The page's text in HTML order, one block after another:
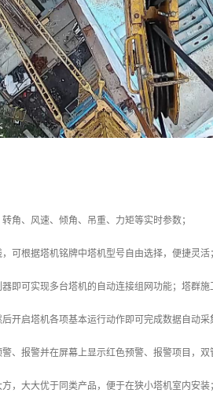
角、风速、倾角、吊重、力矩等实时参数；
可根据塔机铭牌中塔机型号自由选择，便捷灵活；
即可实现多台塔机的自动连接组网功能；塔群
开启塔机各项基本运行动作即可完成数据自动采
、报警并在屏幕上显示红色预警、报警项目，双
，大大优于同类产品，便于在狭小塔机室内安装；